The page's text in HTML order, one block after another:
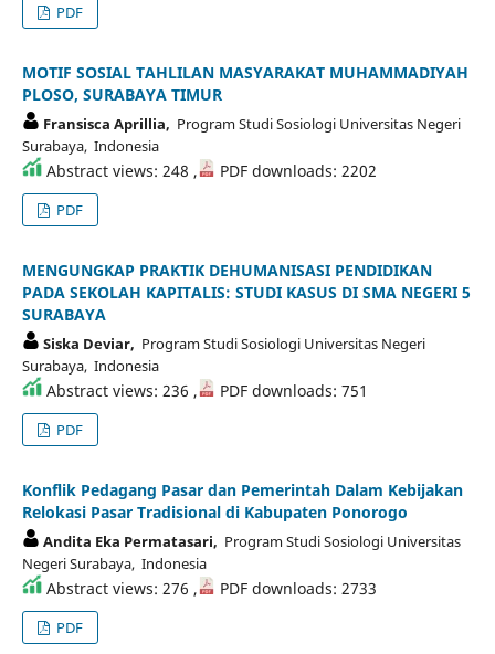
PDF
MOTIF SOSIAL TAHLILAN MASYARAKAT MUHAMMADIYAH
PLOSO, SURABAYA TIMUR
Fransisca Aprillia, Program Studi Sosiologi Universitas Negeri
Surabaya, Indonesia
Abstract views: 248 , PDF downloads: 2202
PDF
MENGUNGKAP PRAKTIK DEHUMANISASI PENDIDIKAN
PADA SEKOLAH KAPITALIS: STUDI KASUS DI SMA NEGERI 5
SURABAYA
Siska Deviar, Program Studi Sosiologi Universitas Negeri
Surabaya, Indonesia
Abstract views: 236 , PDF downloads: 751
PDF
Konflik Pedagang Pasar dan Pemerintah Dalam Kebijakan
Relokasi Pasar Tradisional di Kabupaten Ponorogo
Andita Eka Permatasari, Program Studi Sosiologi Universitas
Negeri Surabaya, Indonesia
Abstract views: 276 , PDF downloads: 2733
PDF